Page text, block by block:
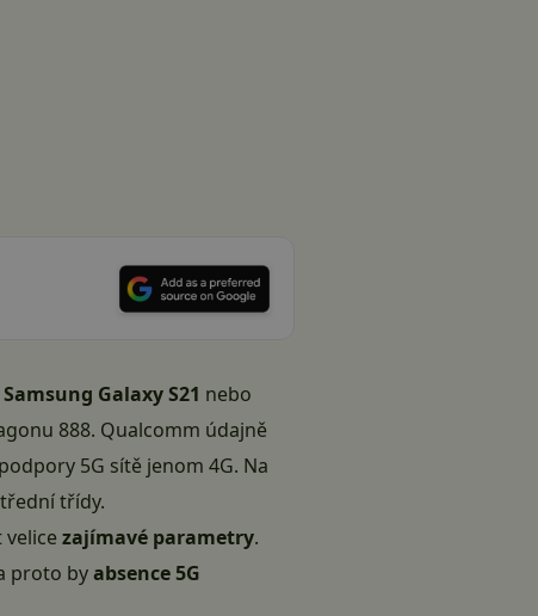
Samsung Galaxy S21 nebo
888. Qualcomm údajně
5G sítě jenom 4G. Na
třídy.
zajímavé parametry.
proto byabsence 5G